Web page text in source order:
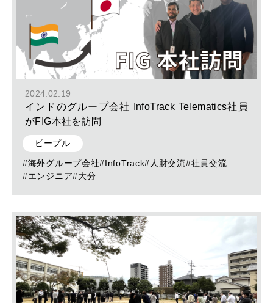
2024.02.19
インドのグループ会社 InfoTrack Telematics社員
がFIG本社を訪問
ピープル
#海外グループ会社#InfoTrack#人財交流#社員交流
#エンジニア#大分